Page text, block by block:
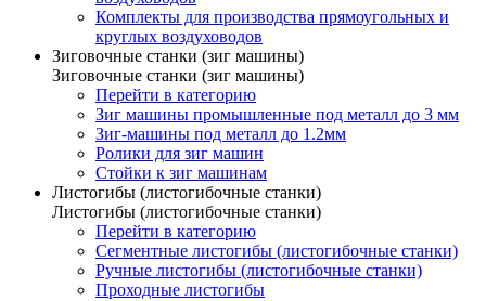
Комплекты для производства прямоугольных и
круглых воздуховодов
Зиговочные станки (зиг машины)
Зиговочные станки (зиг машины)
Перейти в категорию
Зиг машины промышленные под металл до 3 мм
Зиг-машины под металл до 1.2мм
Ролики для зиг машин
Стойки к зиг машинам
Листогибы (листогибочные станки)
Листогибы (листогибочные станки)
Перейти в категорию
Сегментные листогибы (листогибочные станки)
Ручные листогибы (листогибочные станки)
Проходные листогибы